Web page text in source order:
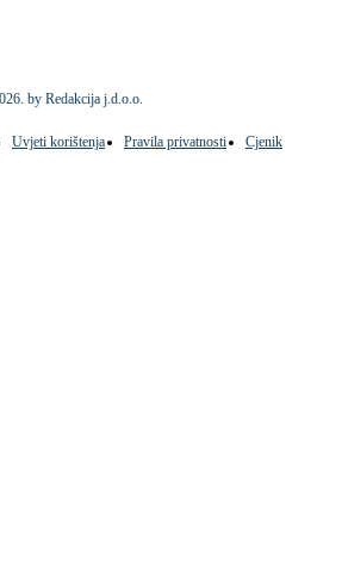
. by Redakcija j.d.o.o.
Uvjeti korištenja Pravila privatnosti
Cjenik